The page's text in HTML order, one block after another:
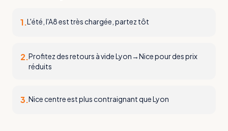
1.L'été, l'A8 est très chargée, partez tôt
2.Profitez des retours à vide Lyon→Nice pour des prix
réduits
3.Nice centre est plus contraignant que Lyon